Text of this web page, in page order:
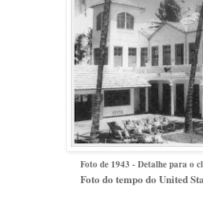
Foto de 1943 - Detalhe para o
Foto do tempo do United